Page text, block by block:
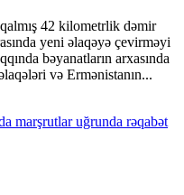
42 kilometrlik dəmir
yeni əlaqəyə çevirməyi
bəyanatların arxasında
və Ermənistanın...